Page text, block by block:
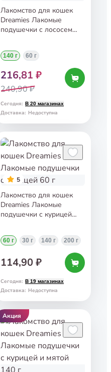
Лакомство для кошек
Dreamies Лакомые
подушечки с лососем
140 г 60 г
216,81 ₽
240,90 ₽
Сегодня: В 20 магазинах
Доставка: Недоступна
5
Лакомство для кошек
Dreamies Лакомые
подушечки с курицей
60 г 30 г 140 г 200 г
114,90 ₽
Сегодня: В 19 магазинах
Доставка: Недоступна
Акция